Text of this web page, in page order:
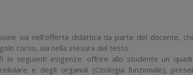
sia nell’offerta didattica da parte del docente,
corso, sia nella stesura del testo.
seguenti esigenze: offrire allo studente un
e degli organuli (Citologia funzionale);